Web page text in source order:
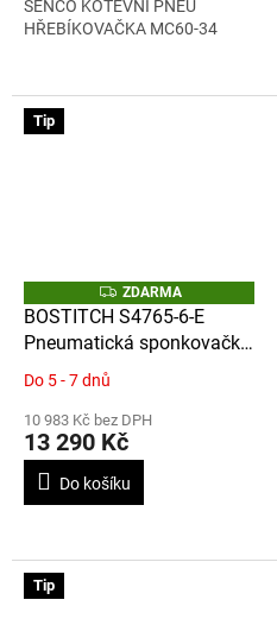
hvězdiček.
SENCO KOTEVNÍ PNEU
HŘEBÍKOVAČKA MC60-34
Tip
Z
D
A
R
ZDARMA
BOSTITCH S4765-6-E
Pneumatická sponkovačka
pro spony typu BCS4, šířky
Průměrné
produktu
je
5,0
Do 5 - 7 dnů
10 983 Kč bez DPH
13 290 Kč
Do košíku
Tip